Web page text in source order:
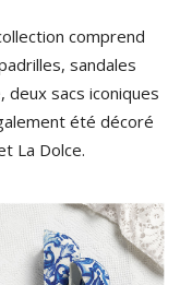
comprend
sandales
sacs iconiques
été décoré
La Dolce.